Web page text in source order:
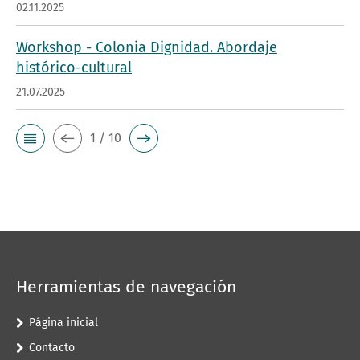
02.11.2025
Workshop - Colonia Dignidad. Abordaje
histórico-cultural
21.07.2025
1 / 10
Herramientas de navegación
Página inicial
Contacto